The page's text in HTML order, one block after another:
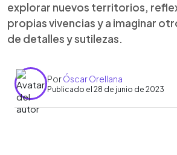
explorar nuevos territorios,
propias vivencias y a imaginar
de detalles y sutilezas.
PorÓscar Orellana
Publicado el 28 de junio de 2023